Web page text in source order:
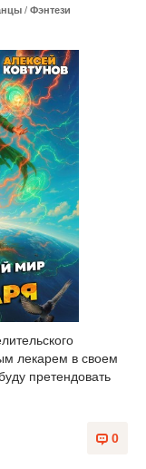
/ Фэнтези
лекарем в своем
претендовать
0